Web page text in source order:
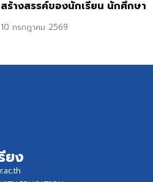
สร้างสรรค์ของนักเรียน นักศึกษา
10 กรกฎาคม 2569
ยง